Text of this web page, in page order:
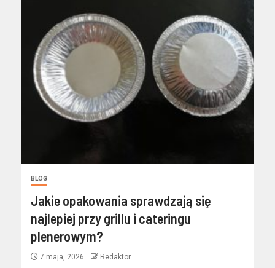
BLOG
Jakie opakowania sprawdzają się
najlepiej przy grillu i cateringu
plenerowym?
7 maja, 2026 Redaktor